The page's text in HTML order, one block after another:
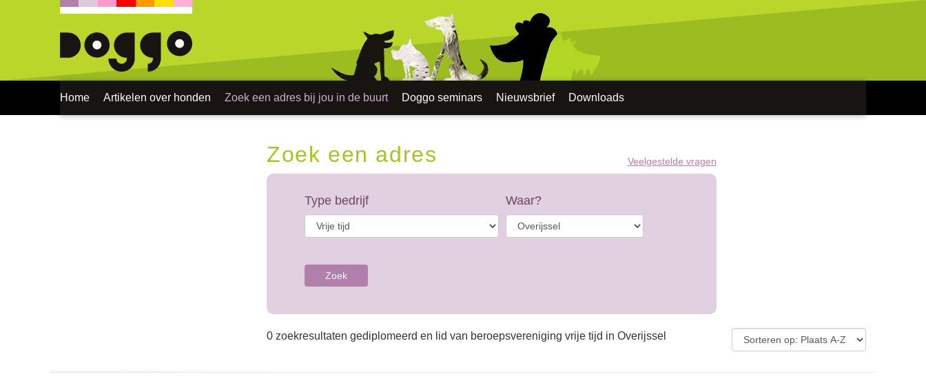
Home Artikelen over honden Zoek een adres bij jou in de buurt Doggo seminars Nieuwsbrief Downloads
Zoek een adres Veelgestelde vragen
Type bedrijf Waar?
Zoek
0 zoekresultaten gediplomeerd en lid van beroepsvereniging vrije tijd in Overijssel